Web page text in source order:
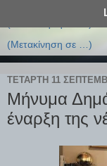
ΤΕΤΆΡΤΗ 11
Μήνυμα
έναρξη της